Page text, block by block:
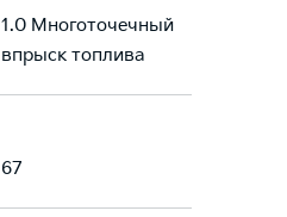
1.0 Многоточечный
впрыск топлива
67